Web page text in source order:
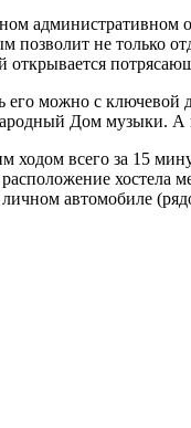
позволит не только
открывается
его можно с
Дом музыки. А
всего за 15
автомобиле